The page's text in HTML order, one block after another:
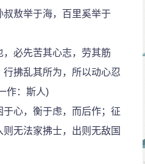
敖举于海，百里奚举于
必先苦其心志，劳其筋
拂乱其所为，所以动心忍
作：斯人)
心，衡于虑，而后作；征
无法家拂士，出则无敌国